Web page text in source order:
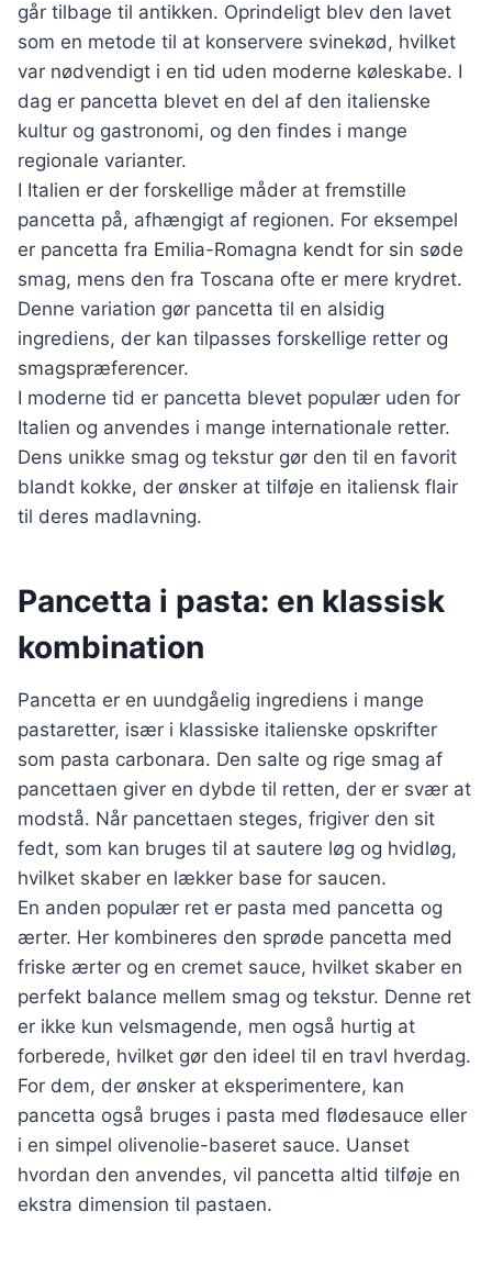
går tilbage til antikken. Oprindeligt blev den lavet
som en metode til at konservere svinekød, hvilket
var nødvendigt i en tid uden moderne køleskabe. I
dag er pancetta blevet en del af den italienske
kultur og gastronomi, og den findes i mange
regionale varianter.
I Italien er der forskellige måder at fremstille
pancetta på, afhængigt af regionen. For eksempel
er pancetta fra Emilia-Romagna kendt for sin søde
smag, mens den fra Toscana ofte er mere krydret.
Denne variation gør pancetta til en alsidig
ingrediens, der kan tilpasses forskellige retter og
smagspræferencer.
I moderne tid er pancetta blevet populær uden for
Italien og anvendes i mange internationale retter.
Dens unikke smag og tekstur gør den til en favorit
blandt kokke, der ønsker at tilføje en italiensk flair
til deres madlavning.
Pancetta i pasta: en klassisk
kombination
Pancetta er en uundgåelig ingrediens i mange
pastaretter, især i klassiske italienske opskrifter
som pasta carbonara. Den salte og rige smag af
pancettaen giver en dybde til retten, der er svær at
modstå. Når pancettaen steges, frigiver den sit
fedt, som kan bruges til at sautere løg og hvidløg,
hvilket skaber en lækker base for saucen.
En anden populær ret er pasta med pancetta og
ærter. Her kombineres den sprøde pancetta med
friske ærter og en cremet sauce, hvilket skaber en
perfekt balance mellem smag og tekstur. Denne ret
er ikke kun velsmagende, men også hurtig at
forberede, hvilket gør den ideel til en travl hverdag.
For dem, der ønsker at eksperimentere, kan
pancetta også bruges i pasta med flødesauce eller
i en simpel olivenolie-baseret sauce. Uanset
hvordan den anvendes, vil pancetta altid tilføje en
ekstra dimension til pastaen.